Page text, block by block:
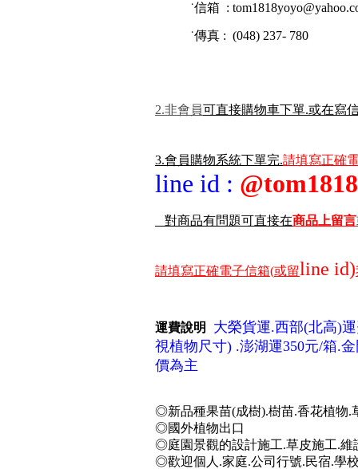
˙信箱 : tom1818yoyo@yahoo
˙傳真 : (048) 237- 780
2.非會員可直接購物車下單.或在寫
3.會員購物系統下單完.請填寫正確
line id : @tom1818
對商品有問題可直接在商品上留言
請填寫正確電子信箱(或留line id)
運費說明
大榮貨運.西部(北高)
視植物尺寸) .澎湖運350元/箱.
價為主
◎新品種果苗(成樹).樹苗.香花植物.
◎國外植物出口
◎庭園景觀的設計施工.草皮施工.維
◎歡迎個人.家庭.公司行號.民宿.學